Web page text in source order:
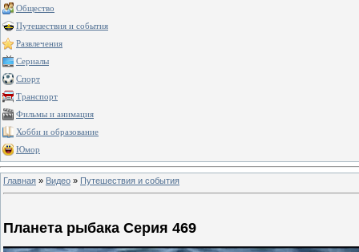
Общество
Путешествия и события
Развлечения
Сериалы
Спорт
Транспорт
Фильмы и анимация
Хобби и образование
Юмор
Главная » Видео » Путешествия и события
Планета рыбака Серия 469